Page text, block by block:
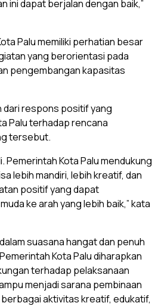
ini dapat berjalan dengan baik,”
Palu memiliki perhatian besar
yang berorientasi pada
pengembangan kapasitas
respons positif yang
Palu terhadap rencana
tersebut.
Pemerintah Kota Palu mendukung
lebih mandiri, lebih kreatif, dan
positif yang dapat
ke arah yang lebih baik,” kata
suasana hangat dan penuh
Kota Palu diharapkan
terhadap pelaksanaan
menjadi sarana pembinaan
aktivitas kreatif, edukatif,